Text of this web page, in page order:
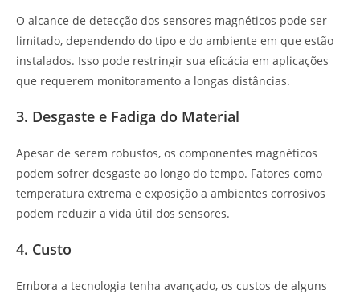
O alcance de detecção dos sensores magnéticos pode ser
limitado, dependendo do tipo e do ambiente em que estão
instalados. Isso pode restringir sua eficácia em aplicações
que requerem monitoramento a longas distâncias.
3. Desgaste e Fadiga do Material
Apesar de serem robustos, os componentes magnéticos
podem sofrer desgaste ao longo do tempo. Fatores como
temperatura extrema e exposição a ambientes corrosivos
podem reduzir a vida útil dos sensores.
4. Custo
Embora a tecnologia tenha avançado, os custos de alguns